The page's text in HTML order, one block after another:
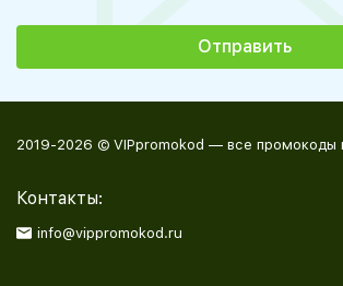
2019-2026 © VIPpromokod — все промокоды
Контакты:
info@vippromokod.ru